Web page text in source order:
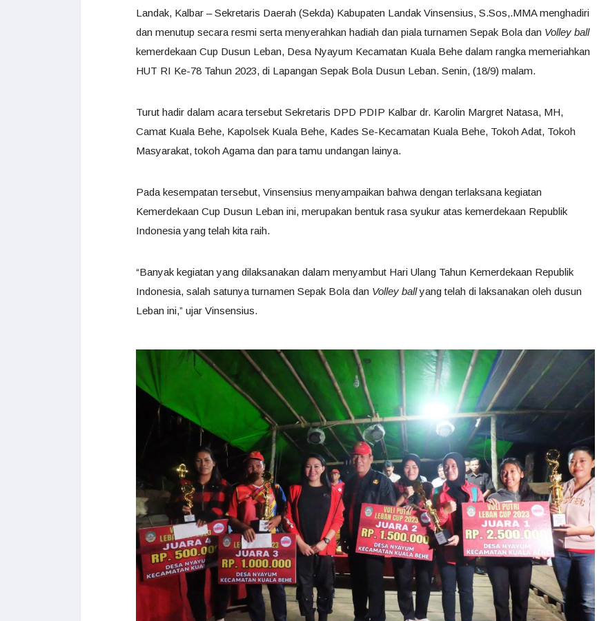
Landak, Kalbar – Sekretaris Daerah (Sekda) Kabupaten Landak Vinsensius, S.Sos,.MMA menghadiri
dan menutup secara resmi serta menyerahkan hadiah dan piala turnamen Sepak Bola dan Volley ball
kemerdekaan Cup Dusun Leban, Desa Nyayum Kecamatan Kuala Behe dalam rangka memeriahkan
HUT RI Ke-78 Tahun 2023, di Lapangan Sepak Bola Dusun Leban. Senin, (18/9) malam.
Turut hadir dalam acara tersebut Sekretaris DPD PDIP Kalbar dr. Karolin Margret Natasa, MH,
Camat Kuala Behe, Kapolsek Kuala Behe, Kades Se-Kecamatan Kuala Behe, Tokoh Adat, Tokoh
Masyarakat, tokoh Agama dan para tamu undangan lainya.
Pada kesempatan tersebut, Vinsensius menyampaikan bahwa dengan terlaksana kegiatan
Kemerdekaan Cup Dusun Leban ini, merupakan bentuk rasa syukur atas kemerdekaan Republik
Indonesia yang telah kita raih.
“Banyak kegiatan yang dilaksanakan dalam menyambut Hari Ulang Tahun Kemerdekaan Republik
Indonesia, salah satunya turnamen Sepak Bola dan Volley ballyang telah di laksanakan oleh dusun
Leban ini,” ujar Vinsensius.